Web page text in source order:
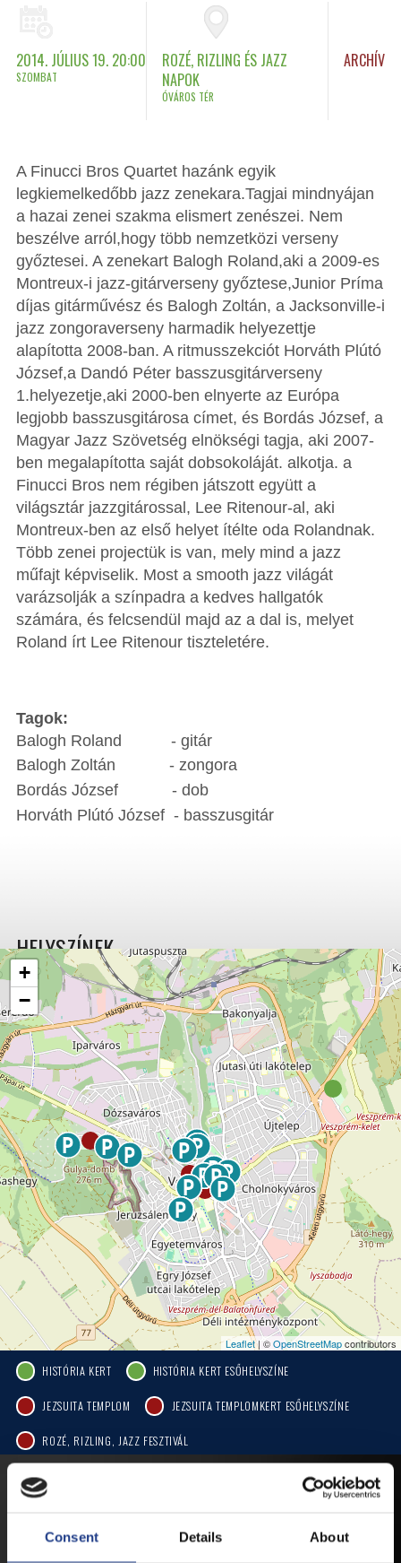
Consent Details About
2014. JÚLIUS 19. 20:00
SZOMBAT
ROZÉ, RIZLING ÉS JAZZ
NAPOK
ÓVÁROS TÉR
ARCHÍV
A Finucci Bros Quartet hazánk egyik
legkiemelkedőbb jazz zenekara.Tagjai mindnyájan
a hazai zenei szakma elismert zenészei. Nem
beszélve arról,hogy több nemzetközi verseny
győztesei. A zenekart Balogh Roland,aki a 2009-es
Montreux-i jazz-gitárverseny győztese,Junior Príma
díjas gitárművész és Balogh Zoltán, a Jacksonville-i
jazz zongoraverseny harmadik helyezettje
alapította 2008-ban. A ritmusszekciót Horváth Plútó
József,a Dandó Péter basszusgitárverseny
1.helyezetje,aki 2000-ben elnyerte az Európa
legjobb basszusgitárosa címet, és Bordás József, a
Magyar Jazz Szövetség elnökségi tagja, aki 2007-
ben megalapította saját dobsokoláját. alkotja. a
Finucci Bros nem régiben játszott együtt a
világsztár jazzgitárossal, Lee Ritenour-al, aki
Montreux-ben az első helyet ítélte oda Rolandnak.
Több zenei projectük is van, mely mind a jazz
műfajt képviselik. Most a smooth jazz világát
varázsolják a színpadra a kedves hallgatók
számára, és felcsendül majd az a dal is, melyet
Roland írt Lee Ritenour tiszteletére.
Tagok:
Balogh Roland - gitár
Balogh Zoltán - zongora
Bordás József - dob
Horváth Plútó József - basszusgitár
+
−
Leaflet| ©OpenStreetMapcontributors
HELYSZÍNEK
HISTÓRIA KERT HISTÓRIA KERT ESŐHELYSZÍNE
JEZSUITA TEMPLOM JEZSUITA TEMPLOMKERT ESŐHELYSZÍNE
ROZÉ, RIZLING, JAZZ FESZTIVÁL
MOBIL APP